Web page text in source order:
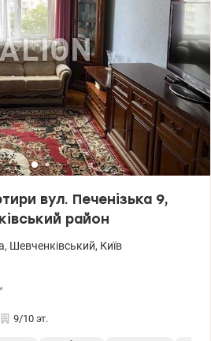
Ціна - 95000 у.о., 0661825672
вул. Печенізька 9,
район
, Шевченківський, Київ
*
9/10 эт.